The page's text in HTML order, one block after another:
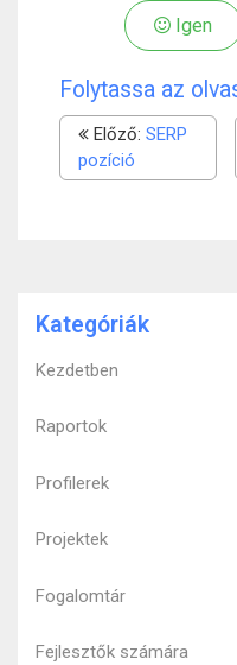
Igen
Folytassa az
Előző: SERP
pozíció
Kategóriák
Kezdetben
Raportok
Profilerek
Projektek
Fogalomtár
Fejlesztők számára